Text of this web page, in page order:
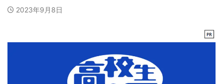
2023年9月8日